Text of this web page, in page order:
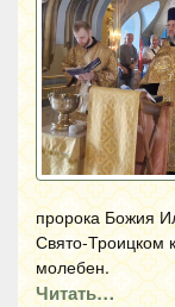
пророка Божия
Свято-Троицком
молебен.
Читать…